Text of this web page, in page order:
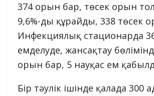
374 орын бар, төсек орын
9,6%-ды құрайды, 338 төсек
Инфекциялық стационарда
емделуде, жансақтау
орын бар, 5 науқас ем
Бір тәулік ішінде қалада 300